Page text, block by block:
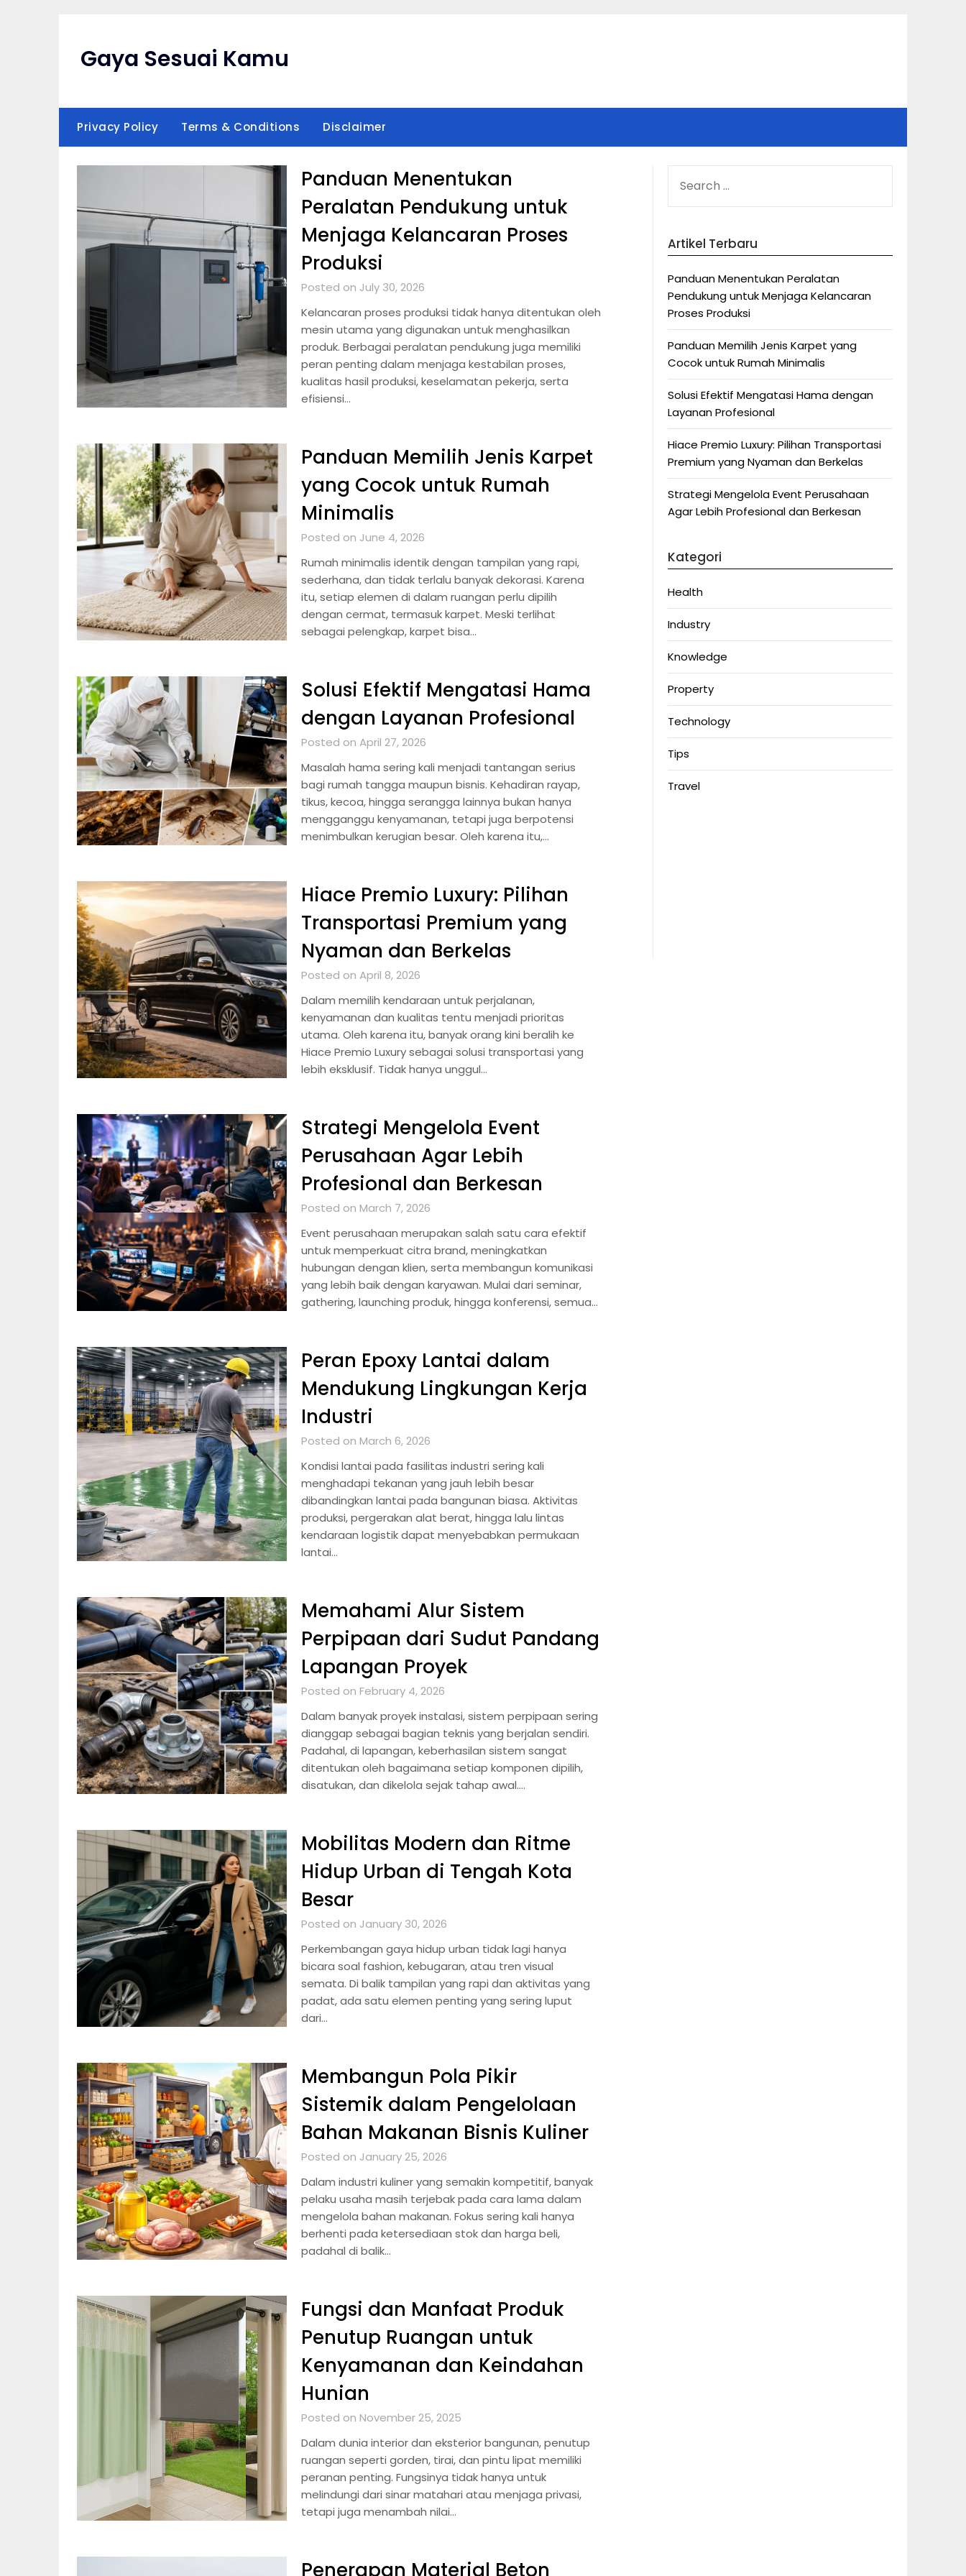
Gaya Sesuai Kamu
Privacy Policy Terms & Conditions Disclaimer
Panduan Menentukan
Peralatan Pendukung untuk
Menjaga Kelancaran Proses
Produksi
Posted on July 30, 2026
Kelancaran proses produksi tidak hanya ditentukan oleh
mesin utama yang digunakan untuk menghasilkan
produk. Berbagai peralatan pendukung juga memiliki
peran penting dalam menjaga kestabilan proses,
kualitas hasil produksi, keselamatan pekerja, serta
efisiensi…
Panduan Memilih Jenis Karpet
yang Cocok untuk Rumah
Minimalis
Posted on June 4, 2026
Rumah minimalis identik dengan tampilan yang rapi,
sederhana, dan tidak terlalu banyak dekorasi. Karena
itu, setiap elemen di dalam ruangan perlu dipilih
dengan cermat, termasuk karpet. Meski terlihat
sebagai pelengkap, karpet bisa…
Solusi Efektif Mengatasi Hama
dengan Layanan Profesional
Posted on April 27, 2026
Masalah hama sering kali menjadi tantangan serius
bagi rumah tangga maupun bisnis. Kehadiran rayap,
tikus, kecoa, hingga serangga lainnya bukan hanya
mengganggu kenyamanan, tetapi juga berpotensi
menimbulkan kerugian besar. Oleh karena itu,…
Hiace Premio Luxury: Pilihan
Transportasi Premium yang
Nyaman dan Berkelas
Posted on April 8, 2026
Dalam memilih kendaraan untuk perjalanan,
kenyamanan dan kualitas tentu menjadi prioritas
utama. Oleh karena itu, banyak orang kini beralih ke
Hiace Premio Luxury sebagai solusi transportasi yang
lebih eksklusif. Tidak hanya unggul…
Strategi Mengelola Event
Perusahaan Agar Lebih
Profesional dan Berkesan
Posted on March 7, 2026
Event perusahaan merupakan salah satu cara efektif
untuk memperkuat citra brand, meningkatkan
hubungan dengan klien, serta membangun komunikasi
yang lebih baik dengan karyawan. Mulai dari seminar,
gathering, launching produk, hingga konferensi, semua…
Peran Epoxy Lantai dalam
Mendukung Lingkungan Kerja
Industri
Posted on March 6, 2026
Kondisi lantai pada fasilitas industri sering kali
menghadapi tekanan yang jauh lebih besar
dibandingkan lantai pada bangunan biasa. Aktivitas
produksi, pergerakan alat berat, hingga lalu lintas
kendaraan logistik dapat menyebabkan permukaan
lantai…
Memahami Alur Sistem
Perpipaan dari Sudut Pandang
Lapangan Proyek
Posted on February 4, 2026
Dalam banyak proyek instalasi, sistem perpipaan sering
dianggap sebagai bagian teknis yang berjalan sendiri.
Padahal, di lapangan, keberhasilan sistem sangat
ditentukan oleh bagaimana setiap komponen dipilih,
disatukan, dan dikelola sejak tahap awal….
Mobilitas Modern dan Ritme
Hidup Urban di Tengah Kota
Besar
Posted on January 30, 2026
Perkembangan gaya hidup urban tidak lagi hanya
bicara soal fashion, kebugaran, atau tren visual
semata. Di balik tampilan yang rapi dan aktivitas yang
padat, ada satu elemen penting yang sering luput
dari…
Membangun Pola Pikir
Sistemik dalam Pengelolaan
Bahan Makanan Bisnis Kuliner
Posted on January 25, 2026
Dalam industri kuliner yang semakin kompetitif, banyak
pelaku usaha masih terjebak pada cara lama dalam
mengelola bahan makanan. Fokus sering kali hanya
berhenti pada ketersediaan stok dan harga beli,
padahal di balik…
Fungsi dan Manfaat Produk
Penutup Ruangan untuk
Kenyamanan dan Keindahan
Hunian
Posted on November 25, 2025
Dalam dunia interior dan eksterior bangunan, penutup
ruangan seperti gorden, tirai, dan pintu lipat memiliki
peranan penting. Fungsinya tidak hanya untuk
melindungi dari sinar matahari atau menjaga privasi,
tetapi juga menambah nilai…
Penerapan Material Beton
FOR:
Artikel Terbaru
Panduan Menentukan Peralatan
Pendukung untuk Menjaga Kelancaran
Proses Produksi
Panduan Memilih Jenis Karpet yang
Cocok untuk Rumah Minimalis
Solusi Efektif Mengatasi Hama dengan
Layanan Profesional
Hiace Premio Luxury: Pilihan Transportasi
Premium yang Nyaman dan Berkelas
Strategi Mengelola Event Perusahaan
Agar Lebih Profesional dan Berkesan
Kategori
Health
Industry
Knowledge
Property
Technology
Tips
Travel